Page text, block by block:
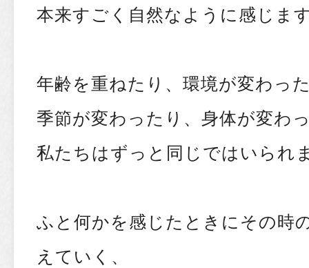
本来すごく自然なように感じま
年齢を重ねたり、環境が変わっ
季節が変わったり、身体が変わ
私たちはずっと同じではいられ
ふと何かを感じたときにその時
えていく、